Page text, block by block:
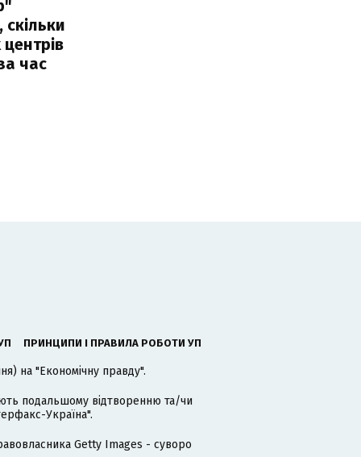
скільки
час
ПРИНЦИПИ І ПРАВИЛА РОБОТИ УП
на "Економічну правду".
подальшому відтворенню та/чи
Україна".
Getty Images - суворо